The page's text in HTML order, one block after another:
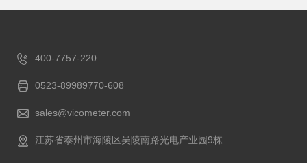
400-7757-220
0523-89989770-608
sales@vicometer.com
江苏省泰州市海陵区吴陵南路光电产业园9栋